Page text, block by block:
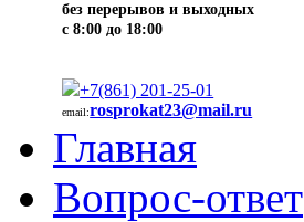
без перерывов и выходных
с 8:00 до 18:00
+7(861) 201-25-01
email:rosprokat23@mail.ru
Главная
Вопрос-ответ